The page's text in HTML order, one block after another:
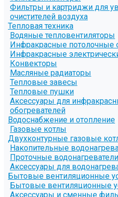
Фильтры и картриджи для
очистителей воздуха
Тепловая техника
Водяные тепловентиляторы
Инфракрасные потолочные
Инфракрасные
Конвекторы
Масляные радиаторы
Тепловые завесы
Тепловые пушки
Аксессуары для
обогревателей
Водоснабжение и отопление
Газовые котлы
Двухконтурные газовые
Накопительные
Проточные водонагреватели
Аксессуары для
Бытовые вентиляционные
Бытовые вентиляционные
Аксессуары и сменные